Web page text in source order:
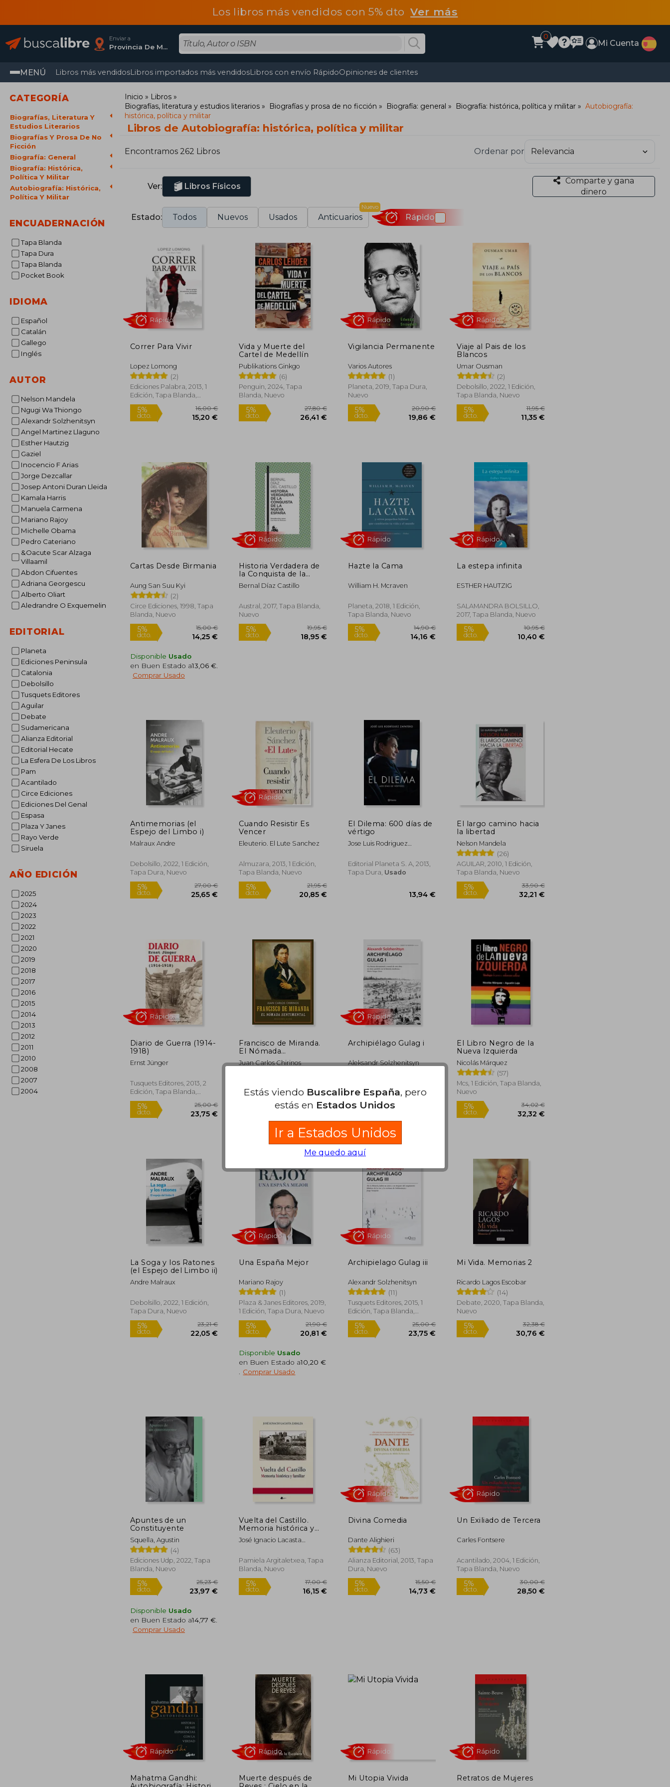
Los libros más vendidos con 5% dtoVer más
Enviar a
Provincia De Madrid
0
Mi Cuenta
MENÚ Libros más vendidosLibros importados más vendidosLibros con envío RápidoOpiniones de clientes
CATEGORÍA
Biografías, Literatura Y
Estudios Literarios
Biografías Y Prosa De No
Ficción
Biografía: General
Biografía: Histórica,
Política Y Militar
Autobiografía: Histórica,
Política Y Militar
ENCUADERNACIÓN
Tapa Blanda
Tapa Dura
Tapa Blanda
Pocket Book
IDIOMA
Español
Catalán
Gallego
Inglés
AUTOR
Nelson Mandela
Ngugi Wa Thiongo
Alexandr Solzhenitsyn
Angel Martinez Llaguno
Esther Hautzig
Gaziel
Inocencio F Arias
Jorge Dezcallar
Josep Antoni Duran Lleida
Kamala Harris
Manuela Carmena
Mariano Rajoy
Michelle Obama
Pedro Cateriano
&Oacute Scar Alzaga
Villaamil
Abdon Cifuentes
Adriana Georgescu
Alberto Oliart
Aledrandre O Exquemelin
EDITORIAL
Planeta
Ediciones Peninsula
Catalonia
Debolsillo
Tusquets Editores
Aguilar
Debate
Sudamericana
Alianza Editorial
Editorial Hecate
La Esfera De Los Libros
Pam
Acantilado
Circe Ediciones
Ediciones Del Genal
Espasa
Plaza Y Janes
Rayo Verde
Siruela
AÑO EDICIÓN
2025
2024
2023
2022
2021
2020
2019
2018
2017
2016
2015
2014
2013
2012
2011
2010
2008
2007
2004
Inicio
Libros
Biografías, literatura y estudios literarios
Biografías y prosa de no ficción Biografía: general Biografía: histórica, política y militar
Autobiografía:
histórica, política y militar
Libros de Autobiografía: histórica, política y militar
Encontramos 262 Libros Ordenar por
Ver: Libros Físicos
Comparte y gana
dinero
Estado: Todos Nuevos Usados Anticuarios
Nuevo
Rápido
Correr Para Vivir
Lopez Lomong
(2)
Ediciones Palabra, 2013, 1
Edición, Tapa Blanda,
Nuevo
dcto.
Vida y Muerte del
Cartel de Medellín
Publikations Ginkgo
(6)
Penguin, 2024, Tapa
Blanda, Nuevo
dcto. 26,41 €
Vigilancia Permanente
Varios Autores
(1)
Planeta, 2019, Tapa Dura,
Nuevo
dcto. 19,86 €
Viaje al Pais de los
Blancos
Umar Ousman
(2)
Debolsillo, 2022, 1 Edición,
Tapa Blanda, Nuevo
dcto.
Cartas Desde Birmania
Aung San Suu Kyi
(2)
Circe Ediciones, 1998, Tapa
Blanda, Nuevo
Disponible Usado
en Buen Estado a13,06 €
Comprar Usado
Historia Verdadera de
la Conquista de la
Nueva España
Bernal Díaz Castillo
Austral, 2017, Tapa Blanda,
Nuevo
Hazte la Cama
William H. Mcraven
Planeta, 2018, 1 Edición,
Tapa Blanda, Nuevo
La estepa infinita
ESTHER HAUTZIG
SALAMANDRA BOLSILLO,
2017, Tapa Blanda, Nuevo
Antimemorias (el
Espejo del Limbo i)
Malraux Andre
Debolsillo, 2022, 1 Edición,
Tapa Dura, Nuevo
5%
dcto.
Cuando Resistir Es
Vencer
Eleuterio. El Lute Sanchez
Almuzara, 2013, 1 Edición,
Tapa Blanda, Nuevo
5%
dcto.
Rápido
El Dilema: 600 días de
vértigo
Jose Luis Rodriguez
Editorial Planeta S. A, 2013,
Tapa Dura, Usado
13,94 €
El largo camino hacia
la libertad
Nelson Mandela
(26)
AGUILAR, 2010, 1 Edición,
Tapa Blanda, Nuevo
5%
dcto.
Diario de Guerra (1914-
1918)
Ernst Jünger
Tusquets Editores, 2013, 2
Edición, Tapa Blanda,
Nuevo
5%
23,75 €
Francisco de Miranda.
El Nómada
Sentimental
Juan Carlos Chirinos
Blanda, Nuevo
5%
dcto.
17,90 €
17,01 €
Archipiélago Gulag i
Aleksandr Solzhenitsyn
Edición, Tapa Blanda,
dcto.
25,00 €
23,75 €
El Libro Negro de la
Nueva Izquierda
Nicolás Márquez
(57)
Mcs, 1 Edición, Tapa Blanda,
Nuevo
La Soga y los Ratones
(el Espejo del Limbo ii)
Andre Malraux
Debolsillo, 2022, 1 Edición,
Tapa Dura, Nuevo
5%
dcto.
Una España Mejor
Mariano Rajoy
(1)
Plaza & Janes Editores, 2019,
1 Edición, Tapa Dura, Nuevo
5%
dcto.
Rápido
Disponible Usado
en Buen Estado a10,20 €
Comprar Usado
Archipielago Gulag iii
Alexandr Solzhenitsyn
(11)
Tusquets Editores, 2015, 1
Edición, Tapa Blanda,
Nuevo
5%
dcto. 23,75 €
Mi Vida. Memorias 2
Ricardo Lagos Escobar
(14)
Debate, 2020, Tapa Blanda,
Nuevo
dcto.
Apuntes de un
Constituyente
Squella, Agustin
(4)
Ediciones Udp, 2022, Tapa
Blanda, Nuevo
5% 25,23 €
Disponible Usado
en Buen Estado a14,77 €
Comprar Usado
Vuelta del Castillo.
Memoria histórica y
familiar (Ensayo y
Testimonio)
José Ignacio Lacasta
Pamiela Argitaletxea, Tapa
Blanda, Nuevo
5% 17,00 €
Divina Comedia
Dante Alighieri
(63)
Alianza Editorial, 2013, Tapa
Dura, Nuevo
5% 15,50 €
Un Exiliado de Tercera
Carles Fontsere
Acantilado, 2004, 1 Edición,
Tapa Blanda, Nuevo
5%
Mahatma Gandhi:
Muerte después de
Mi Utopia Vivida Retratos de Mujeres
Estás viendo Buscalibre España, pero
estás en Estados Unidos
Ir a Estados Unidos
Me quedo aquí